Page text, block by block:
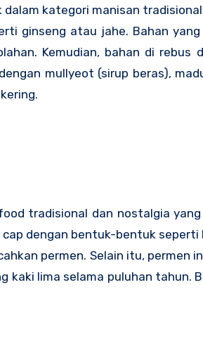
kategori manisan
ginseng atau jahe. Bahan
Kemudian, bahan di rebus
mullyeot (sirup beras),
tradisional dan nostalgia
cap dengan bentuk-bentuk
permen. Selain itu, permen
kaki lima selama puluhan tahun.